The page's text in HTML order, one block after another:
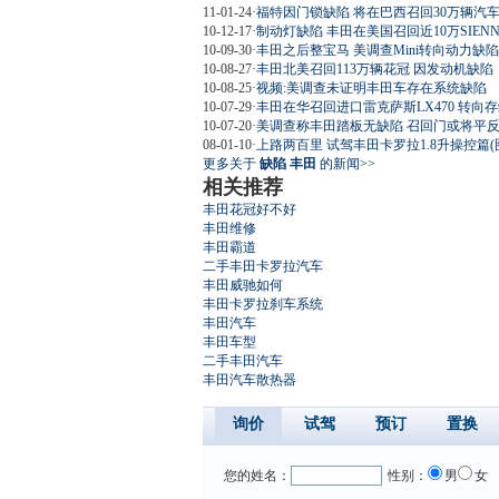
11-01-24·福特因门锁缺陷 将在巴西召回30万辆汽车
10-12-17·制动灯缺陷 丰田在美国召回近10万
10-09-30·丰田之后整宝马 美调查Mini转向动力缺陷
10-08-27·丰田北美召回113万辆花冠 因发动机缺陷
10-08-25·视频:美调查未证明丰田车存在系统缺陷
10-07-29·丰田在华召回进口雷克萨斯LX470 转向
10-07-20·美调查称丰田踏板无缺陷 召回门或将平反
08-01-10· 上路两百里 试驾丰田卡罗拉1.8升操控篇(
更多关于 缺陷 丰田 的新闻>>
相关推荐
丰田花冠好不好
丰田维修
丰田霸道
二手丰田卡罗拉汽车
丰田威驰如何
丰田卡罗拉刹车系统
丰田汽车
丰田车型
二手丰田汽车
丰田汽车散热器
询价 试驾 预订 置换
您的姓名： 性别： 男 女